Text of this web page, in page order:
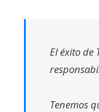
El éxito de
Tenemos